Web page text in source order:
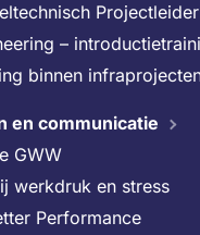
Projectleider
–
binnen
en communicatie
GWW
werkdruk en stress
Performance